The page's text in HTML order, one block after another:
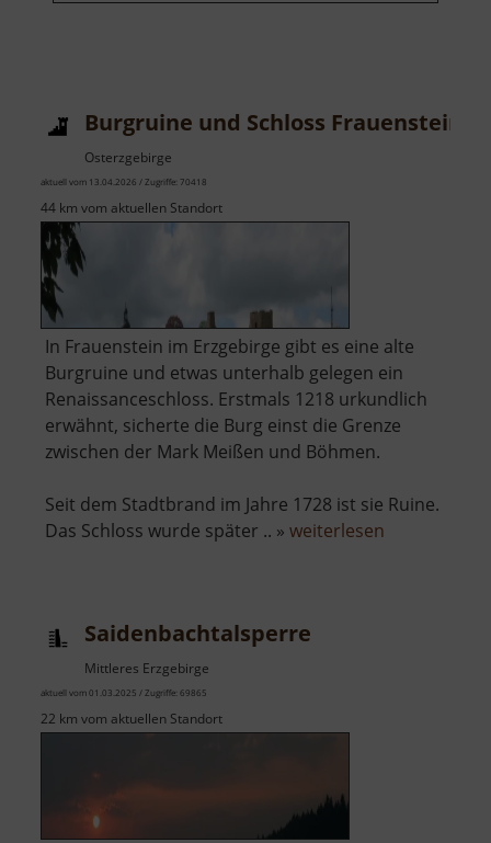
Burgruine und Schloss Frauenstein
Osterzgebirge
aktuell vom 13.04.2026 / Zugriffe: 70418
44 km vom aktuellen Standort
In Frauenstein im Erzgebirge gibt es eine alte
Burgruine und etwas unterhalb gelegen ein
Renaissanceschloss. Erstmals 1218 urkundlich
erwähnt, sicherte die Burg einst die Grenze
zwischen der Mark Meißen und Böhmen.
Seit dem Stadtbrand im Jahre 1728 ist sie Ruine.
Das Schloss wurde später .. » weiterlesen
Saidenbachtalsperre
Mittleres Erzgebirge
aktuell vom 01.03.2025 / Zugriffe: 69865
22 km vom aktuellen Standort